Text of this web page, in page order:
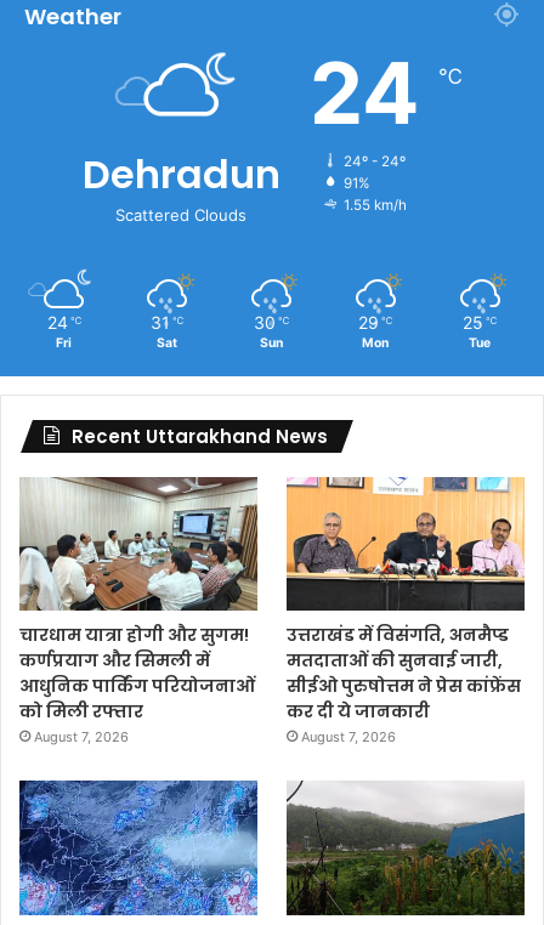
Weather
Dehradun
Scattered Clouds
24 ℃
24º - 24º
91%
1.55 km/h
24 ℃
Fri
31 ℃
Sat
30 ℃
Sun
29 ℃
Mon
25 ℃
Tue
Recent Uttarakhand News
चारधाम यात्रा होगी और सुगम!
कर्णप्रयाग और सिमली में
आधुनिक पार्किंग परियोजनाओं
को मिली रफ्तार
August 7, 2026
उत्तराखंड में विसंगति, अनमैप्ड
मतदाताओं की सुनवाई जारी,
सीईओ पुरुषोत्तम ने प्रेस कांफ्रेंस
कर दी ये जानकारी
August 7, 2026